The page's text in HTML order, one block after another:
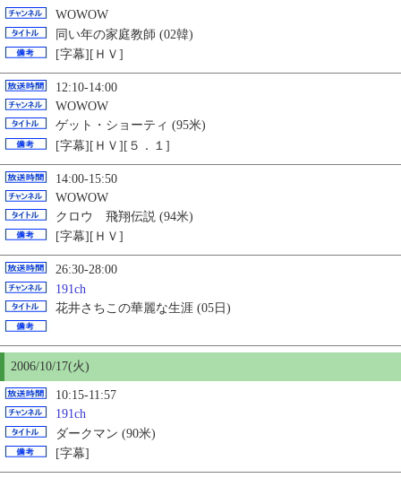
WOWOW
同い年の家庭教師 (02韓)
[字幕][ＨＶ]
12:10-14:00
WOWOW
ゲット・ショーティ (95米)
[字幕][ＨＶ][５．１]
14:00-15:50
WOWOW
クロウ 飛翔伝説 (94米)
[字幕][ＨＶ]
26:30-28:00
191ch
花井さちこの華麗な生涯 (05日)
2006/10/17(火)
10:15-11:57
191ch
ダークマン (90米)
[字幕]